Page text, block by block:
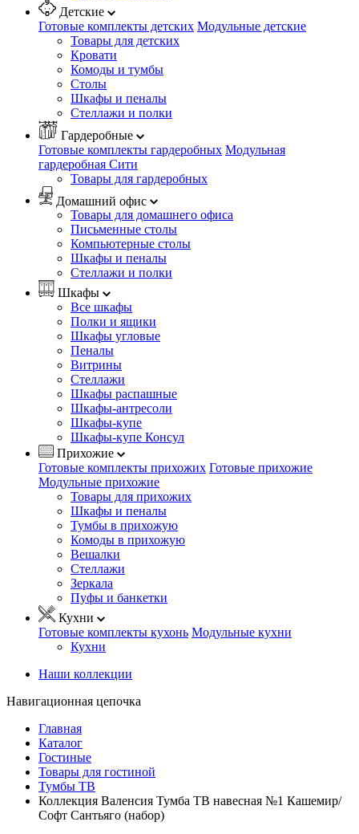
Детские
Готовые комплекты детских Модульные детские
Товары для детских
Кровати
Комоды и тумбы
Столы
Шкафы и пеналы
Стеллажи и полки
Гардеробные
Готовые комплекты гардеробных Модульная
гардеробная Сити
Товары для гардеробных
Домашний офис
Товары для домашнего офиса
Письменные столы
Компьютерные столы
Шкафы и пеналы
Стеллажи и полки
Шкафы
Все шкафы
Полки и ящики
Шкафы угловые
Пеналы
Витрины
Стеллажи
Шкафы распашные
Шкафы-антресоли
Шкафы-купе
Шкафы-купе Консул
Прихожие
Готовые комплекты прихожих Готовые прихожие
Модульные прихожие
Товары для прихожих
Шкафы и пеналы
Тумбы в прихожую
Комоды в прихожую
Вешалки
Стеллажи
Зеркала
Пуфы и банкетки
Кухни
Готовые комплекты кухонь Модульные кухни
Кухни
Наши коллекции
Навигационная цепочка
Главная
Каталог
Гостиные
Товары для гостиной
Тумбы ТВ
Коллекция Валенсия Тумба ТВ навесная №1 Кашемир/
Софт Сантьяго (набор)